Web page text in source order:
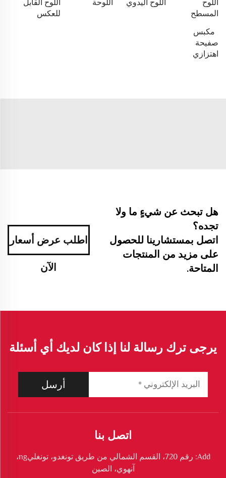
اللوح
المسطح
اللوح اليدوي
اللوحة
اللوح القابل
للعكس
مكبس
صفيحة
اهتزازي
هل تبحث عن شيءٍ ما ولا
تجده؟
اتصل بمستشارينا للحصول
على مزيد من المنتجات
المتاحة.
اطلب عرض أسعار
الآن
يرجى ترك رسالة لنا إذا كان لديك أي أسئلة
أرسل
اتصل بنا
Add: رقم 720، القسم الشمالي من طريق تونغدو، تونغليng،
آنهوي، الصين